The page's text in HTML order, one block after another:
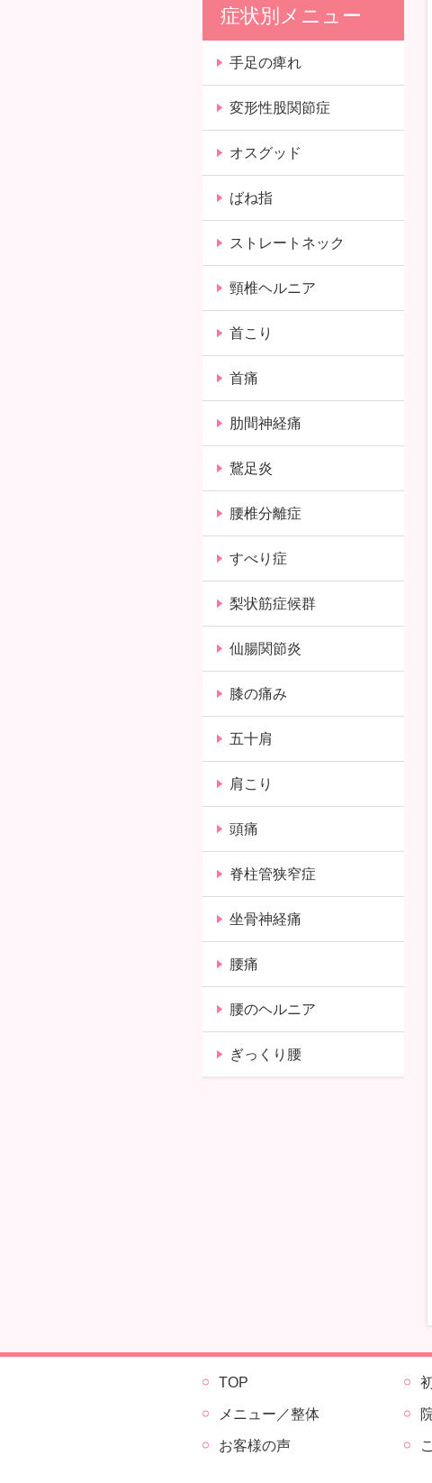
症状別メニュー
手足の痺れ
変形性股関節症
オスグッド
ばね指
ストレートネック
頸椎ヘルニア
首こり
首痛
肋間神経痛
鵞足炎
腰椎分離症
すべり症
梨状筋症候群
仙腸関節炎
膝の痛み
五十肩
肩こり
頭痛
脊柱管狭窄症
坐骨神経痛
腰痛
腰のヘルニア
ぎっくり腰
TOP
メニュー／整体
お客様の声